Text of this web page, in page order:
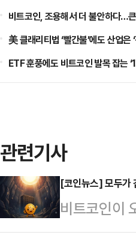
비트코인, 조용해서 더 불안하다…
美 클래리티법 ‘빨간불’에도 산업은
ETF 훈풍에도 비트코인 발목 잡는
관련기사
[코인뉴스] 모두가
비트코인이
내려오며 상